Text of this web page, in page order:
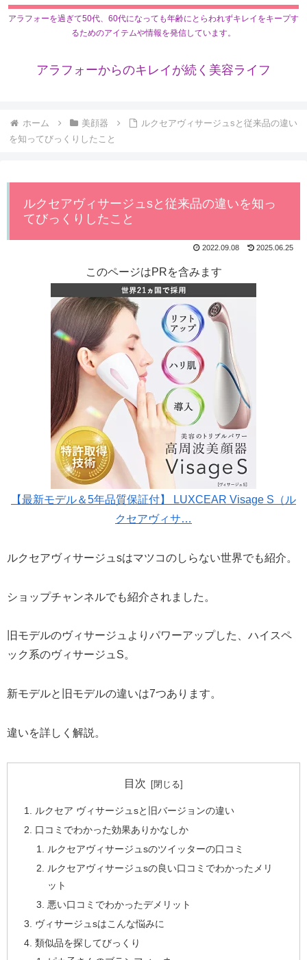
アラフォーを過ぎて50代、60代になっても年齢にとらわれずキレイをキープす
るためのアイテムや情報を発信しています。
アラフォーからのキレイが続く美容ライフ
ホーム 美顔器
ルクセアヴィサージュsと従来品の違い
を知ってびっくりしたこと
ルクセアヴィサージュsと従来品の違いを知っ
てびっくりしたこと
2022.09.08 2025.06.25
このページはPRを含みます
【最新モデル＆5年品質保証付】 LUXCEAR Visage S（ル
クセアヴィサ…
ルクセアヴィサージュsはマツコのしらない世界でも紹介。
ショップチャンネルでも紹介されました。
旧モデルのヴィサージュよりパワーアップした、ハイスペ
ック系のヴィサージュS。
新モデルと旧モデルの違いは7つあります。
違いを詳しく解説。
目次
ルクセア ヴィサージュsと旧バージョンの違い
口コミでわかった効果ありかなしか
ルクセアヴィサージュsのツイッターの口コミ
ルクセアヴィサージュsの良い口コミでわかったメリ
ット
悪い口コミでわかったデメリット
ヴィサージュsはこんな悩みに
類似品を探してびっくり